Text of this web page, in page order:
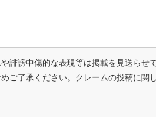
誹謗中傷的な表現等は掲載を見送らせ
ご了承ください。クレームの投稿に関